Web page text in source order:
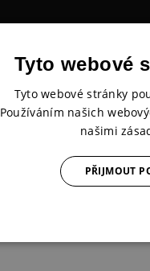
Tyto webové
Tyto webové stránky
Používáním našich
našimi
PŘIJMOUT